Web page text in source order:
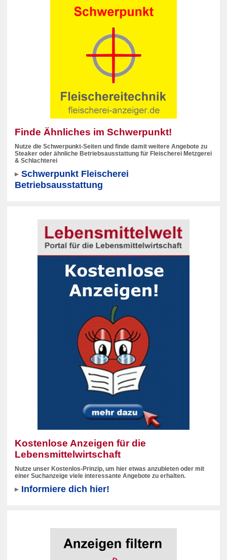
Finde Ähnliches im Schwerpunkt!
Nutze die Schwerpunkt-Seiten und finde damit weitere Angebote zu
Steaker oder ähnliche Betriebsausstattung für Fleischerei Metzgerei
& Schlachterei
Schwerpunkt Fleischerei
Betriebsausstattung
Kostenlose Anzeigen für die
Lebensmittelwirtschaft
Nutze unser Kostenlos-Prinzip, um hier etwas anzubieten oder mit
einer Suchanzeige viele interessante Angebote zu erhalten.
Informiere dich hier!